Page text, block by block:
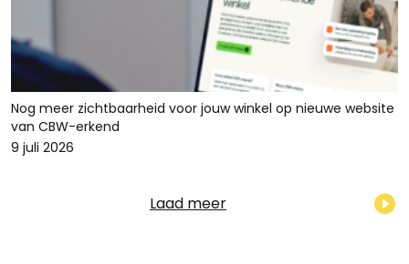
Nog meer zichtbaarheid voor jouw winkel op nieuwe website
van CBW-erkend
9 juli 2026
Laad meer